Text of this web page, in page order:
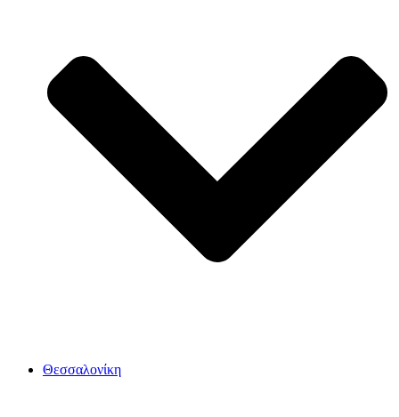
Θεσσαλονίκη